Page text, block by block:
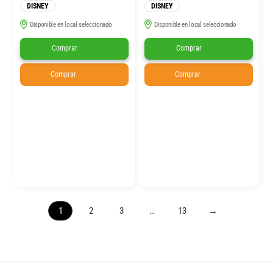
DISNEY
Disponible en local seleccionado
Comprar
Comprar
DISNEY
Disponible en local seleccionado
Comprar
Comprar
1 2 3 … 13 →